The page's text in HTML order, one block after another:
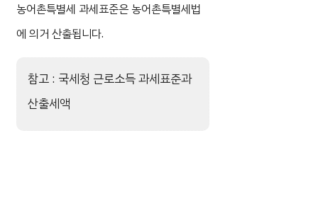
농어촌특별세 과세표준은 농어촌특별세법
에 의거 산출됩니다.
참고 : 국세청 근로소득 과세표준과
산출세액